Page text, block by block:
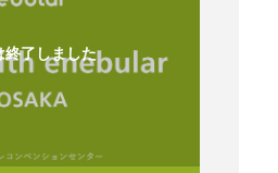
終了しました